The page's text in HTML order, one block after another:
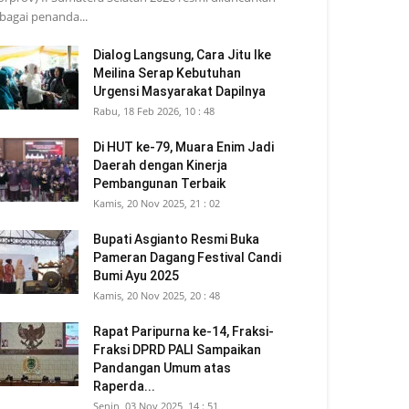
penanda...
Dialog Langsung, Cara Jitu Ike
Meilina Serap Kebutuhan
Urgensi Masyarakat Dapilnya
Rabu, 18 Feb 2026, 10 : 48
Di HUT ke-79, Muara Enim Jadi
Daerah dengan Kinerja
Pembangunan Terbaik
Kamis, 20 Nov 2025, 21 : 02
Bupati Asgianto Resmi Buka
Pameran Dagang Festival Candi
Bumi Ayu 2025
Kamis, 20 Nov 2025, 20 : 48
Rapat Paripurna ke-14, Fraksi-
Fraksi DPRD PALI Sampaikan
Pandangan Umum atas
Raperda...
Senin, 03 Nov 2025, 14 : 51